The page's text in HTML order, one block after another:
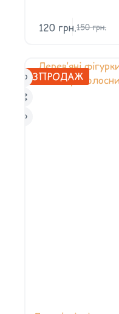
150грн.
120 грн.
РОЗПРОДАЖ